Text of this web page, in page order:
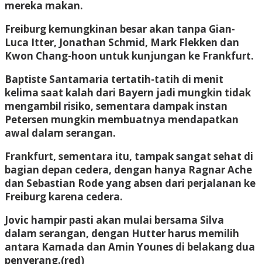
mereka makan.
Freiburg kemungkinan besar akan tanpa Gian-
Luca Itter, Jonathan Schmid, Mark Flekken dan
Kwon Chang-hoon untuk kunjungan ke Frankfurt.
Baptiste Santamaria tertatih-tatih di menit
kelima saat kalah dari Bayern jadi mungkin tidak
mengambil risiko, sementara dampak instan
Petersen mungkin membuatnya mendapatkan
awal dalam serangan.
Frankfurt, sementara itu, tampak sangat sehat di
bagian depan cedera, dengan hanya Ragnar Ache
dan Sebastian Rode yang absen dari perjalanan ke
Freiburg karena cedera.
Jovic hampir pasti akan mulai bersama Silva
dalam serangan, dengan Hutter harus memilih
antara Kamada dan Amin Younes di belakang dua
penyerang.(red)